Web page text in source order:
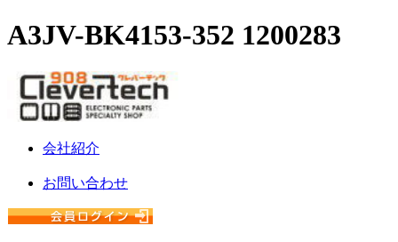
A3JV-BK4153-352 1200283
会社紹介
お問い合わせ